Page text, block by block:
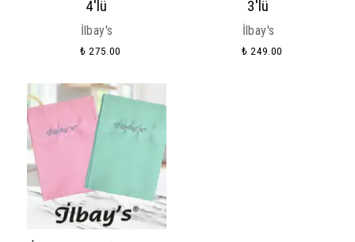
4'lü
İlbay's
₺ 275.00
3'lü
İlbay's
₺ 249.00